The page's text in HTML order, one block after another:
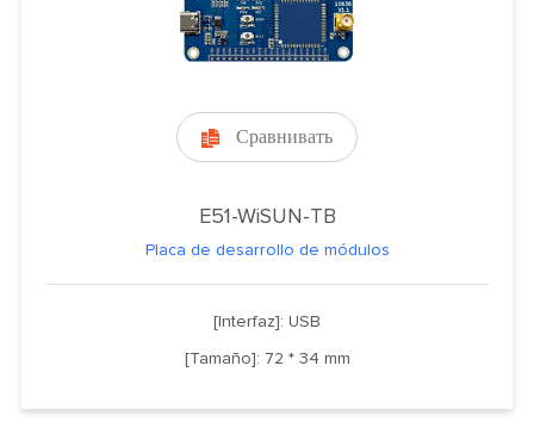
 Сравнивать
E51-WiSUN-TB
Placa de desarrollo de módulos
[Interfaz]: USB
[Tamaño]: 72 * 34 mm